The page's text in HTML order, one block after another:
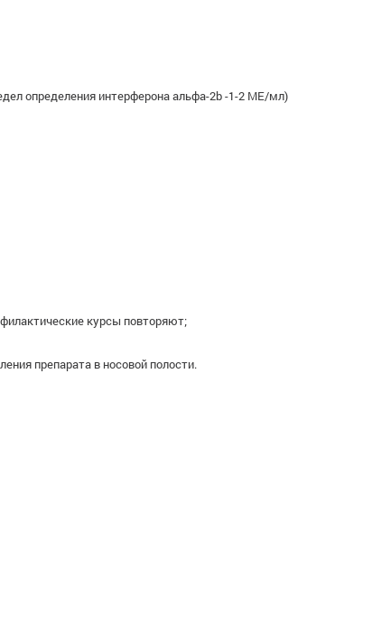
определения интерферона альфа-2b -1-2 МЕ/мл)
курсы повторяют;
препарата в носовой полости.